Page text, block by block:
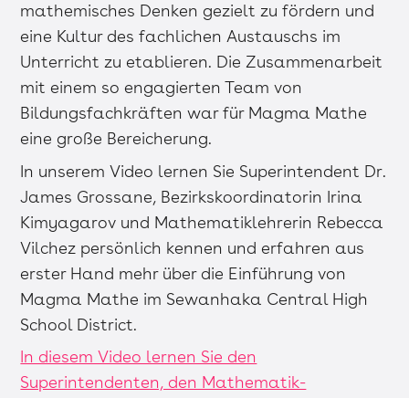
mathemisches Denken gezielt zu fördern und
eine Kultur des fachlichen Austauschs im
Unterricht zu etablieren. Die Zusammenarbeit
mit einem so engagierten Team von
Bildungsfachkräften war für Magma Mathe
eine große Bereicherung.
In unserem Video lernen Sie Superintendent Dr.
James Grossane, Bezirkskoordinatorin Irina
Kimyagarov und Mathematiklehrerin Rebecca
Vilchez persönlich kennen und erfahren aus
erster Hand mehr über die Einführung von
Magma Mathe im Sewanhaka Central High
School District.
In diesem Video lernen Sie den
Superintendenten, den Mathematik-